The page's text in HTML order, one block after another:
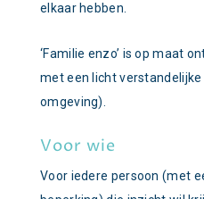
elkaar hebben.
‘Familie enzo’ is op maat
met een licht
omgeving).
Voor wie
Voor iedere persoon (met